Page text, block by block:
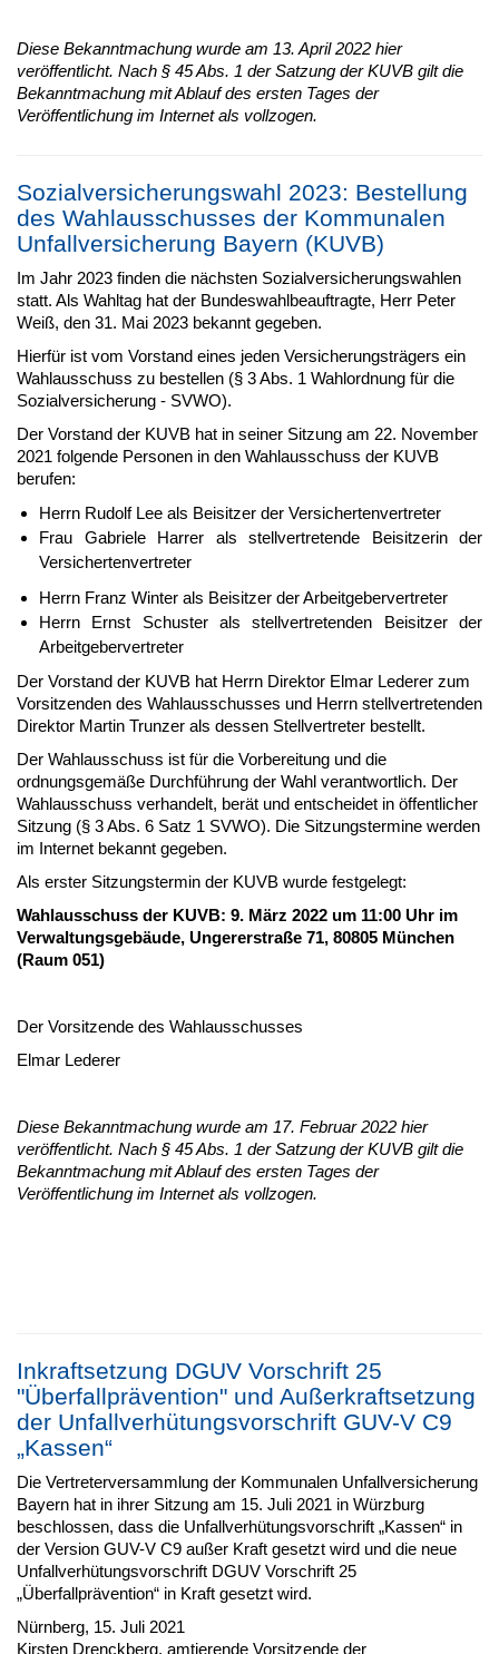
Diese Bekanntmachung wurde am 13. April 2022 hier
veröffentlicht. Nach § 45 Abs. 1 der Satzung der KUVB gilt die
Bekanntmachung mit Ablauf des ersten Tages der
Veröffentlichung im Internet als vollzogen.
Sozialversicherungswahl 2023: Bestellung
des Wahlausschusses der Kommunalen
Unfallversicherung Bayern (KUVB)
Im Jahr 2023 finden die nächsten Sozialversicherungswahlen
statt. Als Wahltag hat der Bundeswahlbeauftragte, Herr Peter
Weiß, den 31. Mai 2023 bekannt gegeben.
Hierfür ist vom Vorstand eines jeden Versicherungsträgers ein
Wahlausschuss zu bestellen (§ 3 Abs. 1 Wahlordnung für die
Sozialversicherung - SVWO).
Der Vorstand der KUVB hat in seiner Sitzung am 22. November
2021 folgende Personen in den Wahlausschuss der KUVB
berufen:
Herrn Rudolf Lee als Beisitzer der Versichertenvertreter
Frau Gabriele Harrer als stellvertretende Beisitzerin der
Versichertenvertreter
Herrn Franz Winter als Beisitzer der Arbeitgebervertreter
Herrn Ernst Schuster als stellvertretenden Beisitzer der
Arbeitgebervertreter
Der Vorstand der KUVB hat Herrn Direktor Elmar Lederer zum
Vorsitzenden des Wahlausschusses und Herrn stellvertretenden
Direktor Martin Trunzer als dessen Stellvertreter bestellt.
Der Wahlausschuss ist für die Vorbereitung und die
ordnungsgemäße Durchführung der Wahl verantwortlich. Der
Wahlausschuss verhandelt, berät und entscheidet in öffentlicher
Sitzung (§ 3 Abs. 6 Satz 1 SVWO). Die Sitzungstermine werden
im Internet bekannt gegeben.
Als erster Sitzungstermin der KUVB wurde festgelegt:
Wahlausschuss der KUVB: 9. März 2022 um 11:00 Uhr im
Verwaltungsgebäude, Ungererstraße 71, 80805 München
(Raum 051)
Der Vorsitzende des Wahlausschusses
Elmar Lederer
Diese Bekanntmachung wurde am 17. Februar 2022 hier
veröffentlicht. Nach § 45 Abs. 1 der Satzung der KUVB gilt die
Bekanntmachung mit Ablauf des ersten Tages der
Veröffentlichung im Internet als vollzogen.
Inkraftsetzung DGUV Vorschrift 25
"Überfallprävention" und Außerkraftsetzung
der Unfallverhütungsvorschrift GUV-V C9
„Kassen“
Die Vertreterversammlung der Kommunalen Unfallversicherung
Bayern hat in ihrer Sitzung am 15. Juli 2021 in Würzburg
beschlossen, dass die Unfallverhütungsvorschrift „Kassen“ in
der Version GUV-V C9 außer Kraft gesetzt wird und die neue
Unfallverhütungsvorschrift DGUV Vorschrift 25
„Überfallprävention“ in Kraft gesetzt wird.
Nürnberg, 15. Juli 2021
Kirsten Drenckberg, amtierende Vorsitzende der